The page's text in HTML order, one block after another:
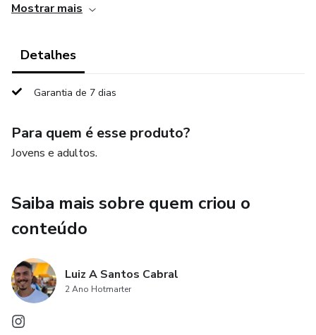
escolas católicas. A vida e característica dos religiosos e,
entidades mais famosas da religião de matriz africana no
são capazes de manifestar na simplicidade da alma e no
amor às coisas mais simples. A tentativa de expressar
pequeno livro que poderia ousar em chamar de manual para
a mais pura fé. A das crianças!
Mostrar mais
Detalhes
Garantia de 7 dias
Para quem é esse produto?
Jovens e adultos.
Saiba mais sobre quem criou o
conteúdo
Luiz A Santos Cabral
2 Ano Hotmarter